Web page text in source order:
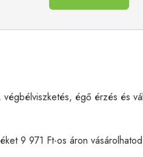
égő érzés és
9 971 Ft-os áron